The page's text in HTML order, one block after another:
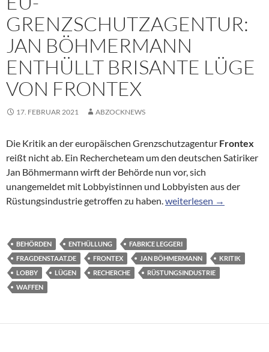
GRENZSCHUTZAGENTUR:
JAN BÖHMERMANN
ENTHÜLLT BRISANTE LÜGE
VON FRONTEX
17. FEBRUAR 2021 ABZOCKNEWS
Die Kritik an der europäischen Grenzschutzagentur Frontex
reißt nicht ab. Ein Rechercheteam um den deutschen Satiriker
Jan Böhmermann wirft der Behörde nun vor, sich
unangemeldet mit Lobbyistinnen und Lobbyisten aus der
Rüstungsindustrie getroffen zu haben.EU-
weiterlesen →
BEHÖRDEN ENTHÜLLUNG
FABRICE LEGGERI
FRAGDENSTAAT.DE
FRONTEX JAN BÖHMERMANN
KRITIK
LOBBY
LÜGEN RECHERCHE
RÜSTUNGSINDUSTRIE
WAFFEN